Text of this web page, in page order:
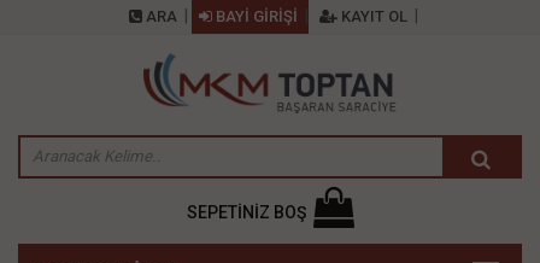
ARA BAYİ GİRİŞİ KAYIT OL
SEPETİNİZ BOŞ